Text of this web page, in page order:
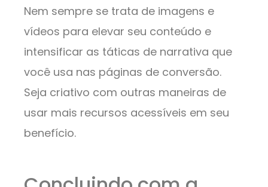
Nem sempre se trata de imagens e
vídeos para elevar seu conteúdo e
intensificar as táticas de narrativa que
você usa nas páginas de conversão.
Seja criativo com outras maneiras de
usar mais recursos acessíveis em seu
benefício.